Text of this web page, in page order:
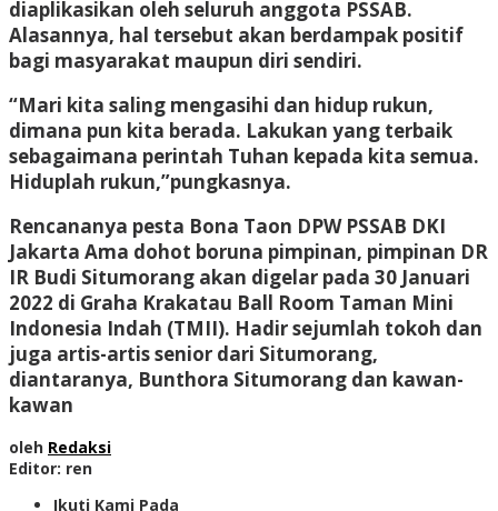
diaplikasikan oleh seluruh anggota PSSAB.
Alasannya, hal tersebut akan berdampak positif
bagi masyarakat maupun diri sendiri.
“Mari kita saling mengasihi dan hidup rukun,
dimana pun kita berada. Lakukan yang terbaik
sebagaimana perintah Tuhan kepada kita semua.
Hiduplah rukun,”pungkasnya.
Rencananya pesta Bona Taon DPW PSSAB DKI
Jakarta Ama dohot boruna pimpinan, pimpinan DR
IR Budi Situmorang akan digelar pada 30 Januari
2022 di Graha Krakatau Ball Room Taman Mini
Indonesia Indah (TMII). Hadir sejumlah tokoh dan
juga artis-artis senior dari Situmorang,
diantaranya, Bunthora Situmorang dan kawan-
kawan
oleh Redaksi
Editor: ren
Ikuti Kami Pada